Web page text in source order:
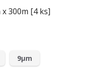
300m [4 ks]
9µm